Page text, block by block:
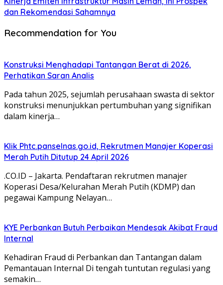
dan Rekomendasi Sahamnya
Recommendation for You
Konstruksi Menghadapi Tantangan Berat di 2026,
Perhatikan Saran Analis
Pada tahun 2025, sejumlah perusahaan swasta di sektor
konstruksi menunjukkan pertumbuhan yang signifikan
dalam kinerja…
Klik Phtc.panselnas.go.id, Rekrutmen Manajer Koperasi
Merah Putih Ditutup 24 April 2026
.CO.ID – Jakarta. Pendaftaran rekrutmen manajer
Koperasi Desa/Kelurahan Merah Putih (KDMP) dan
pegawai Kampung Nelayan…
KYE Perbankan Butuh Perbaikan Mendesak Akibat Fraud
Internal
Kehadiran Fraud di Perbankan dan Tantangan dalam
Pemantauan Internal Di tengah tuntutan regulasi yang
semakin…